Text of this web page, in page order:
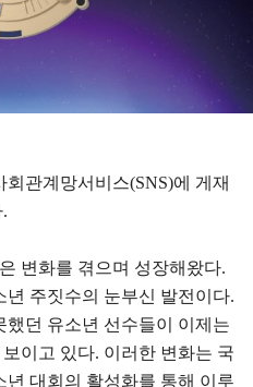
관계망서비스(SNS)에 게재
변화를 겪으며 성장해왔다.
주짓수의 눈부신 발전이다.
던 유소년 선수들이 이제는
이고 있다. 이러한 변화는 국
대회의 활성화를 통해 이루